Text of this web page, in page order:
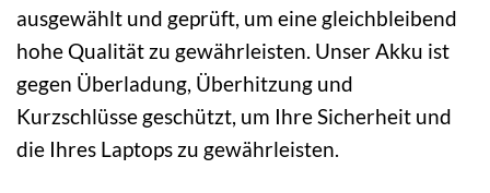
ausgewählt und geprüft, um eine gleichbleibend
hohe Qualität zu gewährleisten. Unser Akku ist
gegen Überladung, Überhitzung und
Kurzschlüsse geschützt, um Ihre Sicherheit und
die Ihres Laptops zu gewährleisten.